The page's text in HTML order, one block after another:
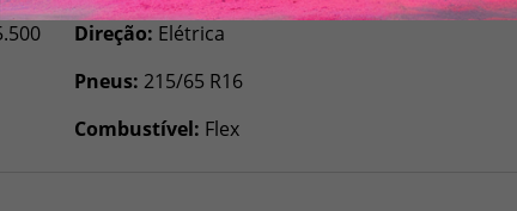
Direção: Elétrica
Pneus: 215/65 R16
Combustível: Flex